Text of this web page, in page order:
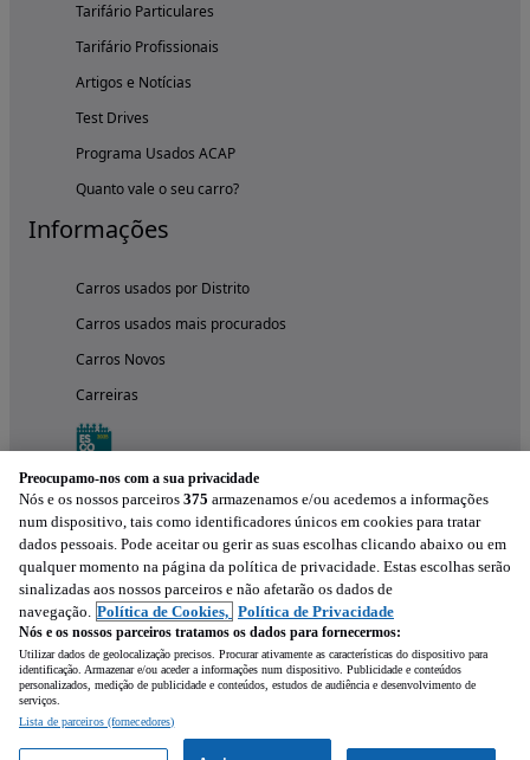
Tarifário Particulares
Tarifário Profissionais
Artigos e Notícias
Test Drives
Programa Usados ACAP
Quanto vale o seu carro?
Informações
Carros usados por Distrito
Carros usados mais procurados
Carros Novos
Carreiras
Experimenta a aplicação
Preocupamo-nos com a sua privacidade
Nós e os nossos parceiros 375 armazenamos e/ou acedemos a informações
num dispositivo, tais como identificadores únicos em cookies para tratar
dados pessoais. Pode aceitar ou gerir as suas escolhas clicando abaixo ou em
qualquer momento na página da política de privacidade. Estas escolhas serão
sinalizadas aos nossos parceiros e não afetarão os dados de
navegação. Política de Cookies, Política de Privacidade
Nós e os nossos parceiros tratamos os dados para fornecermos:
Utilizar dados de geolocalização precisos. Procurar ativamente as características do dispositivo para
identificação. Armazenar e/ou aceder a informações num dispositivo. Publicidade e conteúdos
personalizados, medição de publicidade e conteúdos, estudos de audiência e desenvolvimento de
serviços.
Lista de parceiros (fornecedores)